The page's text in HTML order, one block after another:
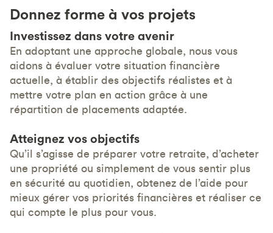
Donnez forme à vos projets
Investissez dans votre avenir
En adoptant une approche globale, nous vous
aidons à évaluer votre situation financière
actuelle, à établir des objectifs réalistes et à
mettre votre plan en action grâce à une
répartition de placements adaptée.
Atteignez vos objectifs
Qu’il s’agisse de préparer votre retraite, d’acheter
une propriété ou simplement de vous sentir plus
en sécurité au quotidien, obtenez de l’aide pour
mieux gérer vos priorités financières et réaliser ce
qui compte le plus pour vous.